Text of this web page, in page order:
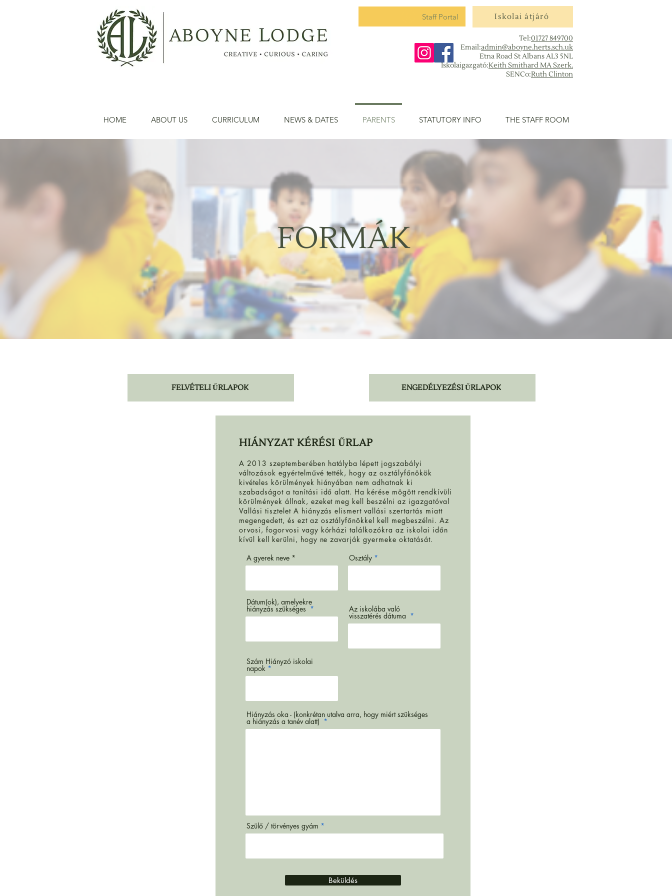
Staff Portal Iskolai átjáró
Tel:01727 849700
Email:admin@aboyne.herts.sch.uk
Etna Road St Albans AL3 5NL
Iskolaigazgató:Keith Smithard MA Szerk.
SENCo:Ruth Clinton
HOME ABOUT US CURRICULUM NEWS & DATES PARENTS STATUTORY INFO THE STAFF ROOM
FORMÁK
FELVÉTELI ŰRLAPOK ENGEDÉLYEZÉSI ŰRLAPOK
HIÁNYZAT KÉRÉSI ŰRLAP
A 2013 szeptemberében hatályba lépett jogszabályi
változások egyértelművé tették, hogy az osztályfőnökök
kivételes körülmények hiányában nem adhatnak ki
szabadságot a tanítási idő alatt. Ha kérése mögött rendkívüli
körülmények állnak, ezeket meg kell beszélni az igazgatóval
Vallási tisztelet A hiányzás elismert vallási szertartás miatt
megengedett, és ezt az osztályfőnökkel kell megbeszélni. Az
orvosi, fogorvosi vagy kórházi találkozókra az iskolai időn
kívül kell kerülni, hogy ne zavarják gyermeke oktatását.
A gyerek neve
Osztály
Dátum(ok), amelyekre
hiányzás szükséges Az iskolába való
visszatérés dátuma
Szám Hiányzó iskolai
napok
Hiányzás oka - (konkrétan utalva arra, hogy miért szükséges
a hiányzás a tanév alatt)
Szülő / törvényes gyám
Beküldés